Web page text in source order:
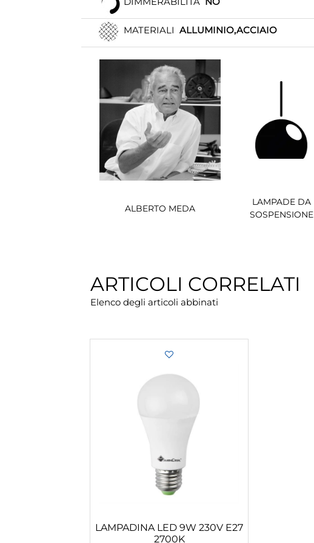
MATERIALI ALLUMINIO,ACCIAIO
ALBERTO MEDA
LAMPADE DA
SOSPENSIONE
ARTICOLI CORRELATI
Elenco degli articoli abbinati
LAMPADINA LED 9W 230V E27
2700K